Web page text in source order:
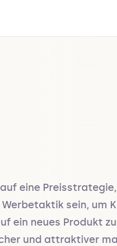
eine
sein, um
ein neues Produkt
und attraktiver